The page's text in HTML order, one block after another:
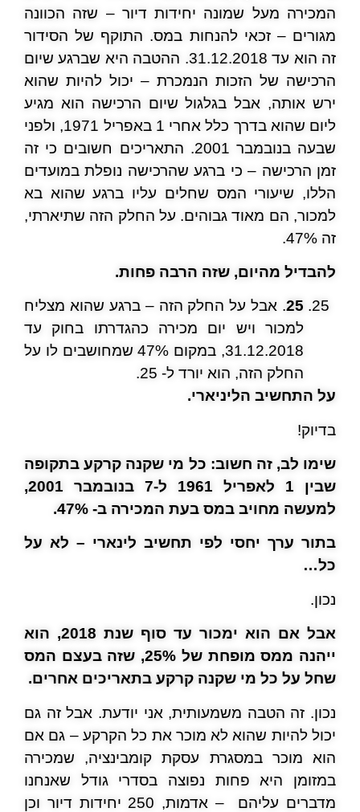
המכירה מעל שמונה יחידות דיור – שזה הכוונה
מגורים – זכאי להנחות במס. התוקף של הסידור
זה הוא עד 31.12.2018. ההטבה היא שברגע שיום
הרכישה של הזכות הנמכרת – יכול להיות שהוא
ירש אותה, אבל בגלגול שיום הרכישה הוא מגיע
ליום שהוא בדרך כלל אחרי 1 באפריל 1971, ולפני
שבעה בנובמבר 2001. התאריכים חשובים כי זה
זמן הרכישה – כי ברגע שהרכישה נופלת במועדים
הללו, שיעורי המס שחלים עליו ברגע שהוא בא
למכור, הם מאוד גבוהים. על החלק הזה שתיארתי,
זה 47%.
להבדיל מהיום, שזה הרבה פחות.
25. אבל על החלק הזה – ברגע שהוא מצליח
למכור ויש יום מכירה כהגדרתו בחוק עד
31.12.2018, במקום 47% שמחושבים לו על
החלק הזה, הוא יורד ל- 25.
על התחשיב הליניארי.
בדיוק!
שימו לב, זה חשוב: כל מי שקנה קרקע בתקופה
שבין 1 לאפריל 1961 ל-7 בנובמבר 2001,
למעשה מחויב במס בעת המכירה ב- 47%.
בתור ערך יחסי לפי תחשיב לינארי – לא על
כל…
נכון.
אבל אם הוא ימכור עד סוף שנת 2018, הוא
ייהנה ממס מופחת של 25%, שזה בעצם המס
שחל על כל מי שקנה קרקע בתאריכים אחרים.
נכון. זה הטבה משמעותית, אני יודעת. אבל זה גם
יכול להיות שהוא לא מוכר את כל הקרקע – גם אם
הוא מוכר במסגרת עסקת קומבינציה, שמכירה
במזומן היא פחות נפוצה בסדרי גודל שאנחנו
מדברים עליהם
– אדמות, 250 יחידות דיור וכן